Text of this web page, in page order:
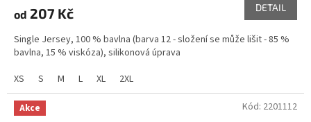
od 207 Kč DETAIL
Single Jersey, 100 % bavlna (barva 12 - složení se může lišit - 85 %
bavlna, 15 % viskóza), silikonová úprava
XS
S M L XL 2XL
Akce Kód: 2201112